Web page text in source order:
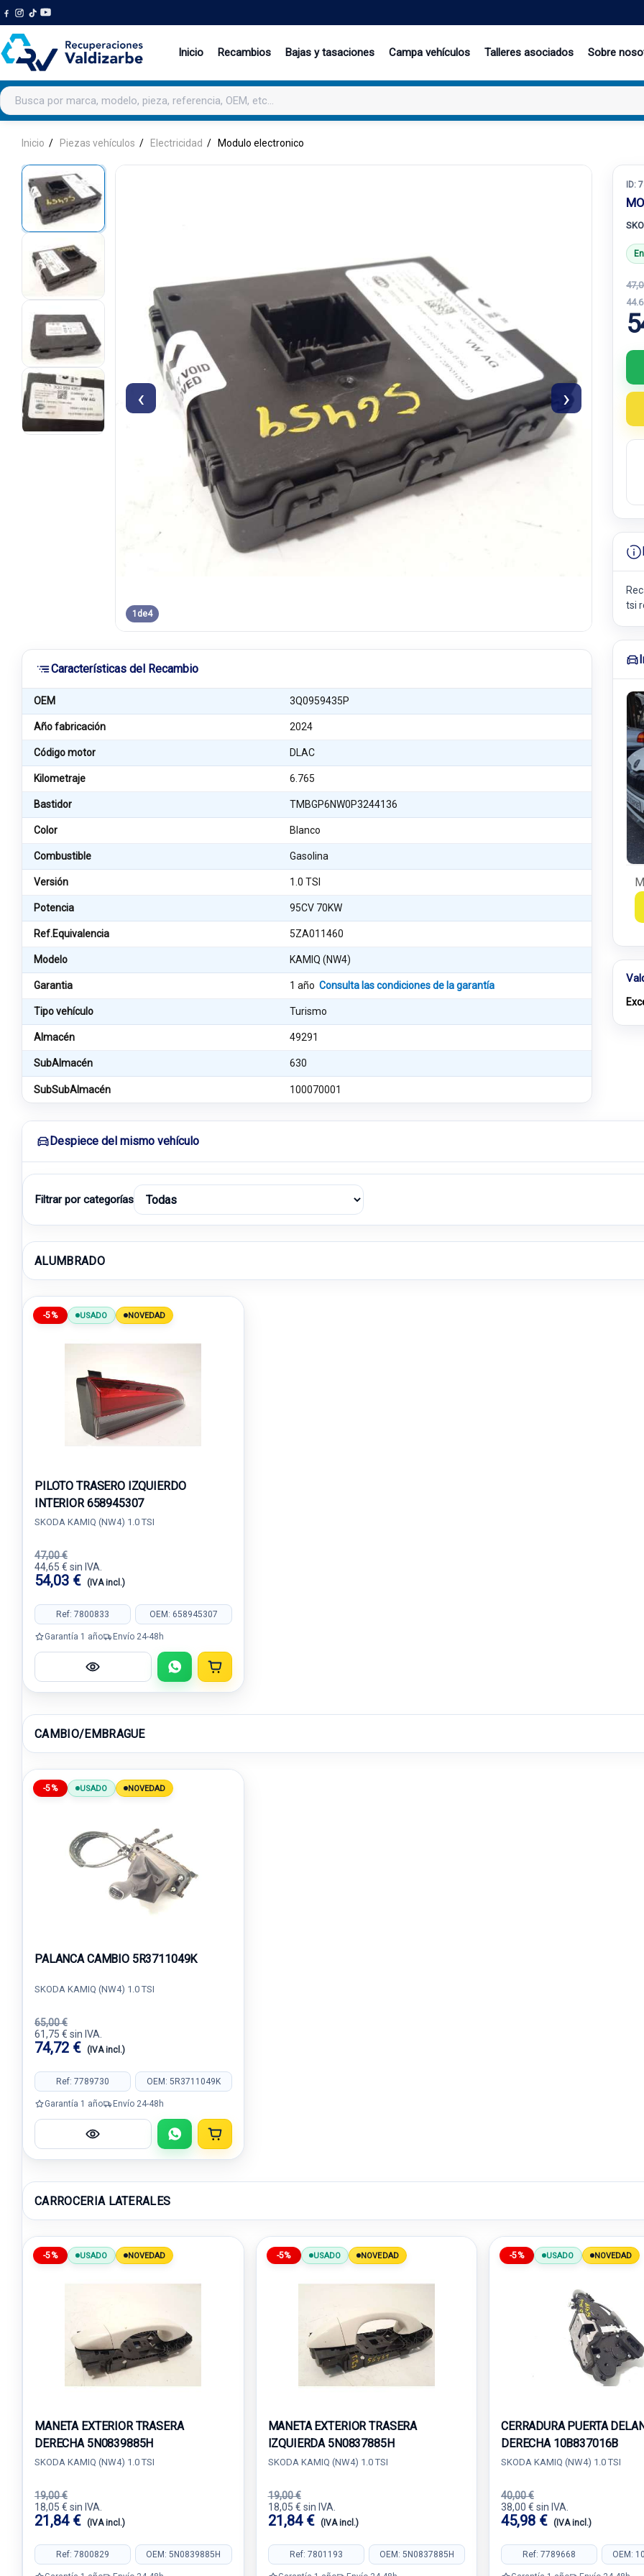
Inicio Recambios Bajas y tasaciones Campa vehículos Talleres asociados Sobre
Buscar productos
Inicio Piezas vehículos Electricidad Modulo electronico
‹ ›
1 de4
Características del Recambio
OEM 3Q0959435P
Año fabricación 2024
Código motor DLAC
Kilometraje 6.765
Bastidor TMBGP6NW0P3244136
Color Blanco
Combustible Gasolina
Versión 1.0 TSI
Potencia 95CV 70KW
Ref.Equivalencia 5ZA011460
Modelo KAMIQ (NW4)
Garantia 1 añoConsulta las condiciones de la garantía
Tipo vehículo Turismo
Almacén 49291
SubAlmacén 630
SubSubAlmacén 100070001
ID:
tsi
Despiece del mismo vehículo
Filtrar por categorías
ALUMBRADO
-5% USADO NOVEDAD
PILOTO TRASERO IZQUIERDO
INTERIOR 658945307
SKODA KAMIQ (NW4) 1.0 TSI
47,00 €
44,65 € sin IVA.
54,03 € (IVA incl.)
Ref: 7800833 OEM: 658945307
Garantía 1 año Envío 24-48h
CAMBIO/EMBRAGUE
-5% USADO NOVEDAD
PALANCA CAMBIO 5R3711049K
SKODA KAMIQ (NW4) 1.0 TSI
65,00 €
61,75 € sin IVA.
74,72 € (IVA incl.)
Ref: 7789730 OEM: 5R3711049K
Garantía 1 año Envío 24-48h
CARROCERIA LATERALES
-5% USADO NOVEDAD
MANETA EXTERIOR TRASERA
DERECHA 5N0839885H
SKODA KAMIQ (NW4) 1.0 TSI
19,00 €
18,05 € sin IVA.
21,84 € (IVA incl.)
Ref: 7800829 OEM: 5N0839885H
-5% USADO NOVEDAD
MANETA EXTERIOR TRASERA
IZQUIERDA 5N0837885H
SKODA KAMIQ (NW4) 1.0 TSI
19,00 €
18,05 € sin IVA.
21,84 € (IVA incl.)
Ref: 7801193 OEM: 5N0837885H
-5% USADO NOVEDAD
CERRADURA PUERTA
DERECHA 10B837016B
SKODA KAMIQ (NW4) 1.0 TSI
40,00 €
38,00 € sin IVA.
45,98 € (IVA incl.)
Ref: 7789668 OEM: